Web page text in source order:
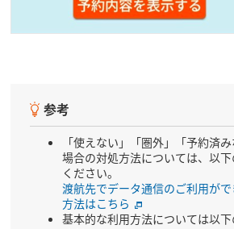
参考
「使えない」「圏外」「予約済み
場合の対処方法については、以
ください。
渡航先でデータ通信のご利用が
方法はこちら
基本的な利用方法については以